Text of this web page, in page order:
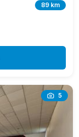
89 km
5